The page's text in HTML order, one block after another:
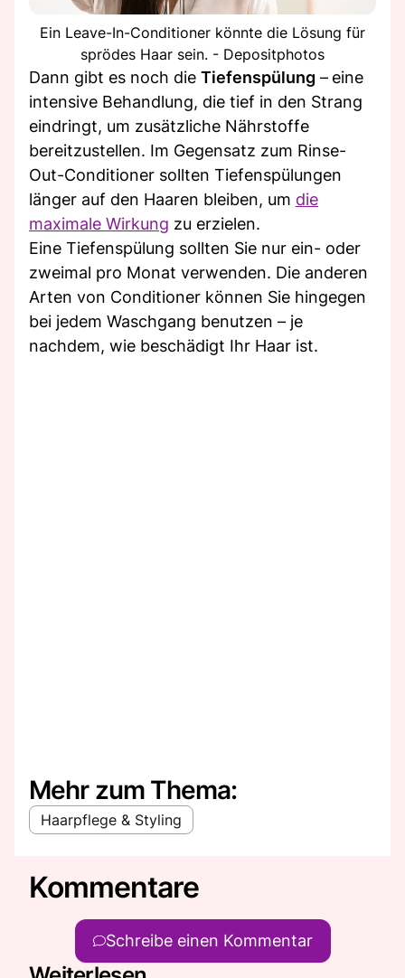
Ein Leave-In-Conditioner könnte die Lösung für
sprödes Haar sein. - Depositphotos
Dann gibt es noch die Tiefenspülung – eine
intensive Behandlung, die tief in den Strang
eindringt, um zusätzliche Nährstoffe
bereitzustellen. Im Gegensatz zum Rinse-
Out-Conditioner sollten Tiefenspülungen
länger auf den Haaren bleiben, um die
maximale Wirkung zu erzielen.
Eine Tiefenspülung sollten Sie nur ein- oder
zweimal pro Monat verwenden. Die anderen
Arten von Conditioner können Sie hingegen
bei jedem Waschgang benutzen – je
nachdem, wie beschädigt Ihr Haar ist.
Mehr zum Thema:
Haarpflege & Styling
Kommentare
Schreibe einen Kommentar